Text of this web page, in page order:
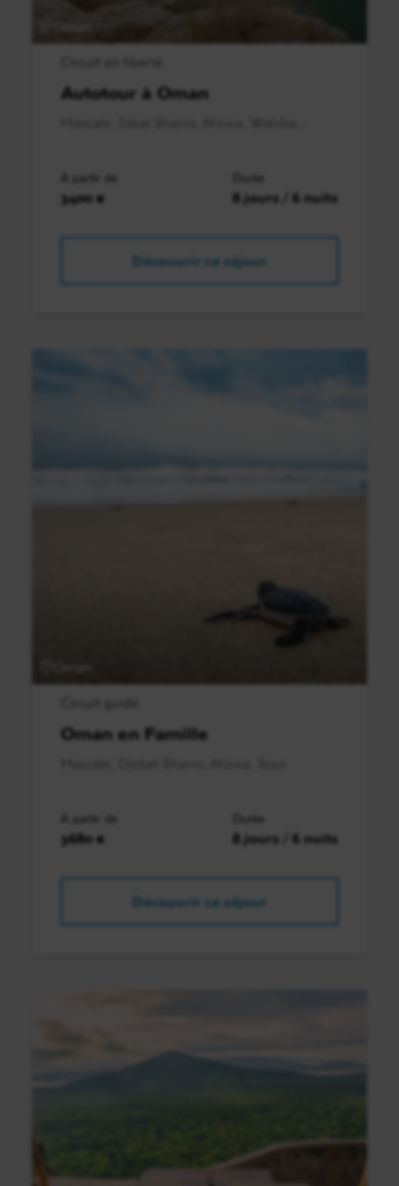
Autotour à Oman
À partir de
3400 €
Durée
8 jours / 6 nuits
Découvrir ce séjour
Oman en Famille
À partir de
3680 €
Durée
8 jours / 6 nuits
Découvrir ce séjour